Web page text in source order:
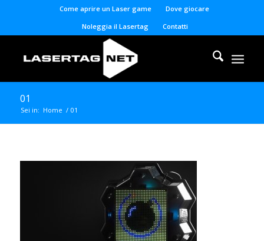
Come aprire un Laser game
Dove giocare
Noleggia il Lasertag
Contatti
01
Sei in: Home / 01